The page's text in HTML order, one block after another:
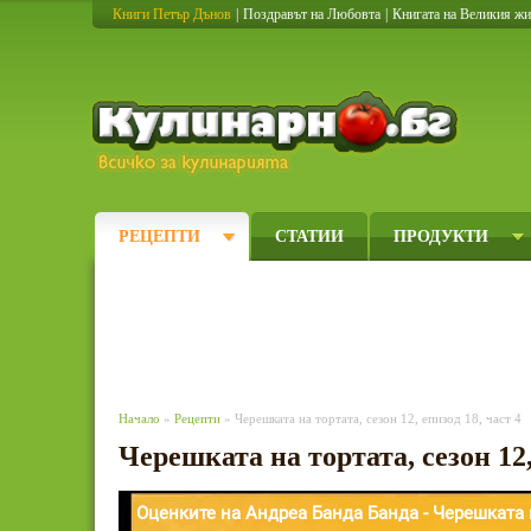
Книги Петър Дънов Поздравът на Любовта Книгата на Великия
РЕЦЕПТИ СТАТИИ ПРОДУКТИ
Начало » Рецепти » Черешката на тортата, сезон 12, епизод 18, част 4
Черешката на тортата, сезон